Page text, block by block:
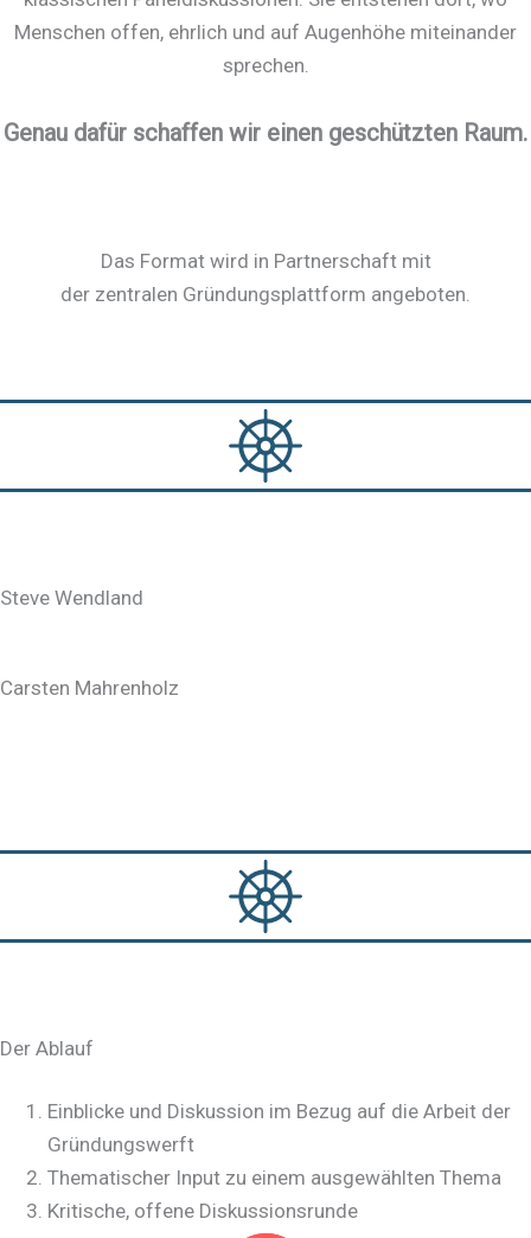
Menschen offen, ehrlich und auf Augenhöhe miteinander
sprechen.
Genau dafür schaffen wir einen geschützten Raum.
Das Format wird in Partnerschaft mit
der zentralen Gründungsplattform angeboten.
Steve Wendland
Carsten Mahrenholz
Der Ablauf
Einblicke und Diskussion im Bezug auf die Arbeit der
Gründungswerft
Thematischer Input zu einem ausgewählten Thema
Kritische, offene Diskussionsrunde